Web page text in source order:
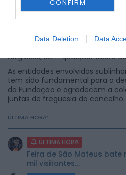
CONFIRM
Data Deletion Data
Paralelamente, é também feito
aos contribuintes direcionar
religiosas, sem qualquer custo
As entidades envolvidas
tem sido fundamental para o
da Fundação e agradecem a
juntas de freguesia do concelho.
ÚLTIMA HORA:
ÚLTIMA HORA
Feira de São Mateus
mil visitantes...